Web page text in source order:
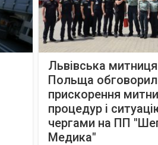
Львівська митниця
Польща
прискорення
процедур і
чергами на ПП
Медика"